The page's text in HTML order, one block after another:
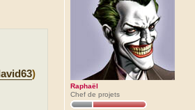
Raphaël
Chef de projets
)